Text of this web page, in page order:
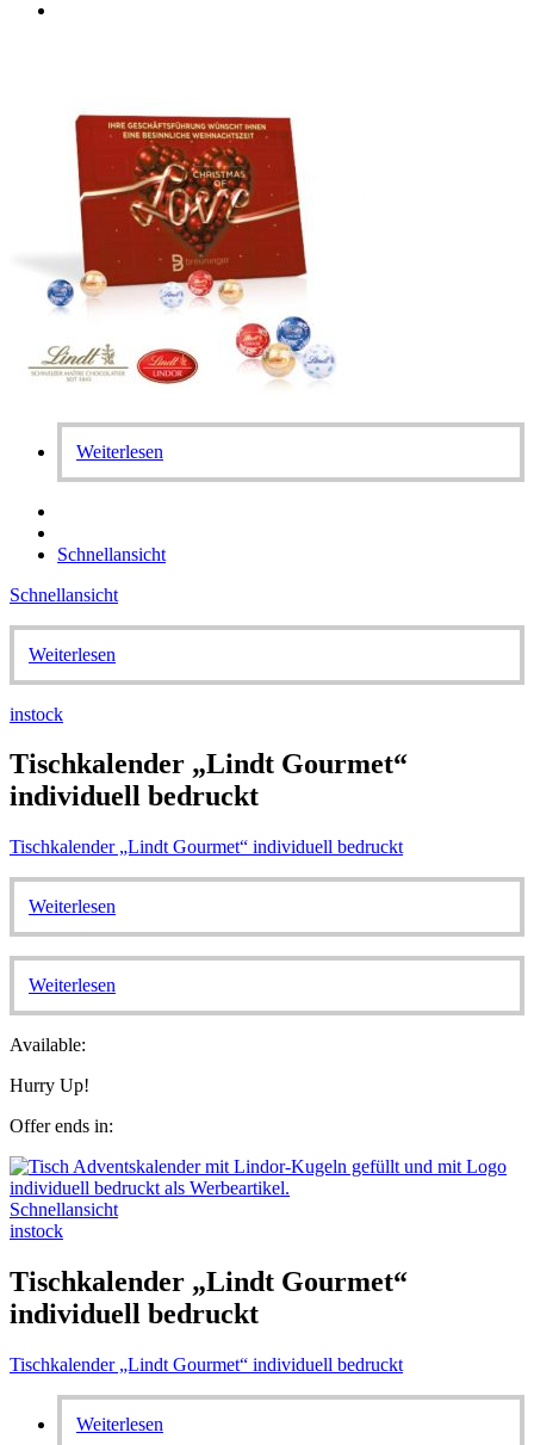
Weiterlesen
Schnellansicht
Schnellansicht
Weiterlesen
instock
Tischkalender „Lindt Gourmet“
individuell bedruckt
Tischkalender „Lindt Gourmet“ individuell bedruckt
Weiterlesen
Weiterlesen
Available:
Hurry Up!
Offer ends in:
Schnellansicht
instock
Tischkalender „Lindt Gourmet“
individuell bedruckt
Tischkalender „Lindt Gourmet“ individuell bedruckt
Weiterlesen